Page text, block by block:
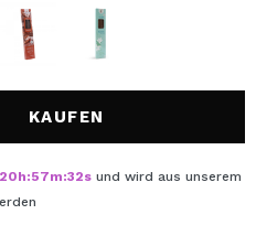
KAUFEN
20h:57m:32s und wird aus unserem